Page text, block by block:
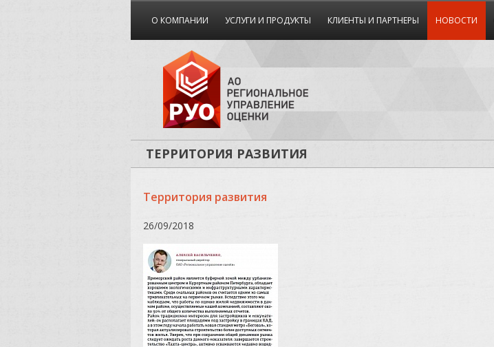
О КОМПАНИИ УСЛУГИ И ПРОДУКТЫ КЛИЕНТЫ И ПАРТНЕРЫ НОВОСТИ
ТЕРРИТОРИЯ РАЗВИТИЯ
Территория развития
26/09/2018